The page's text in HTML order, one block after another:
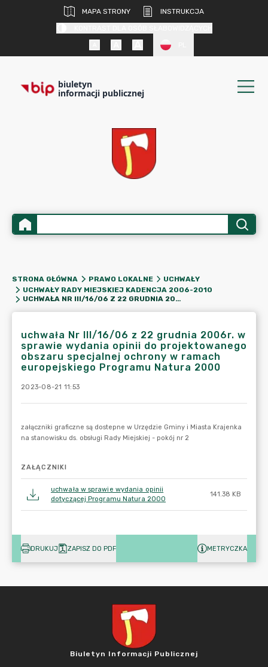
MAPA STRONY
INSTRUKCJA
biuletyn
informacji publicznej
STRONA GŁÓWNA PRAWO LOKALNE
UCHWAŁY
UCHWAŁY RADY MIEJSKIEJ KADENCJA 2006-2010
UCHWAŁA NR III/16/06 Z 22 GRUDNIA 2006R. W SPRAWIE WYDANIA OPINII DO PROJEKTOWANEGO OBSZARU SPECJALNEJ OCHRONY W RAMACH EUROPEJSKIEGO PROGRAMU NATURA 2000
uchwała Nr III/16/06 z 22 grudnia 2006r. w
sprawie wydania opinii do projektowanego
obszaru specjalnej ochrony w ramach
europejskiego Programu Natura 2000
2023-08-21 11:53
ZAŁĄCZNIKI
uchwała w sprawie wydania opinii
dotyczącej Programu Natura 2000
141.38 KB
DRUKUJ ZAPISZ DO PDF METRYCZKA
Biuletyn Informacji Publicznej